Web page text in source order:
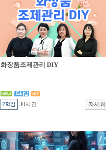
화장품조제관리 DIY
30시간